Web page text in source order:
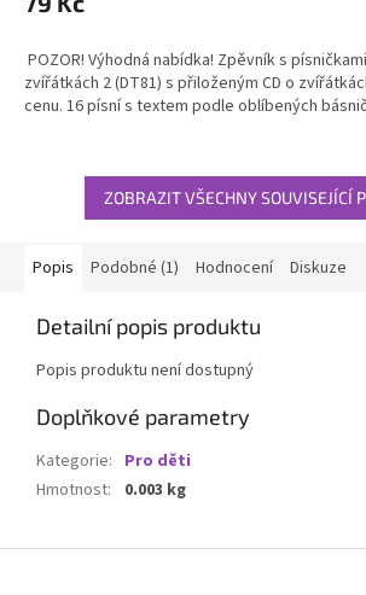
POZOR! Výhodná nabídka! Zpěvník s
zvířátkách 2 (DT81) s přiloženým CD o
cenu. 16 písní s textem podle oblíbených
ZOBRAZIT VŠECHNY SOUVISEJÍCÍ
Popis Podobné (1) Hodnocení Diskuze
Detailní popis produktu
Popis produktu není dostupný
Doplňkové parametry
Kategorie: Pro děti
Hmotnost: 0.003 kg